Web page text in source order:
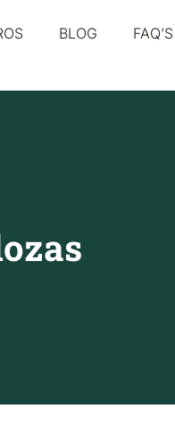
BLOG FAQ’S